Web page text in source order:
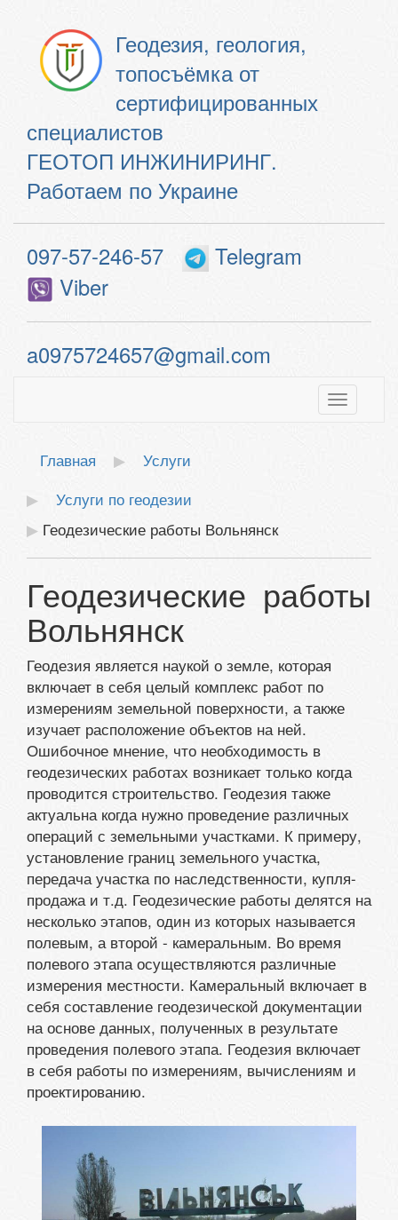
Геодезия, геология,
топосъёмка от
сертифицированных
специалистов
ГЕОТОП ИНЖИНИРИНГ.
Работаем по Украине
097-57-246-57
Telegram
Viber
a0975724657@gmail.com
Toggle
Главная
Услуги
Услуги по геодезии
Геодезические работы Вольнянск
Геодезические работы
Вольнянск
Геодезия является наукой о земле, которая
включает в себя целый комплекс работ по
измерениям земельной поверхности, а также
изучает расположение объектов на ней.
Ошибочное мнение, что необходимость в
геодезических работах возникает только когда
проводится строительство. Геодезия также
актуальна когда нужно проведение различных
операций с земельными участками. К примеру,
установление границ земельного участка,
передача участка по наследственности, купля-
продажа и т.д. Геодезические работы делятся на
несколько этапов, один из которых называется
полевым, а второй - камеральным. Во время
полевого этапа осуществляются различные
измерения местности. Камеральный включает в
себя составление геодезической документации
на основе данных, полученных в результате
проведения полевого этапа. Геодезия включает
в себя работы по измерениям, вычислениям и
проектированию.